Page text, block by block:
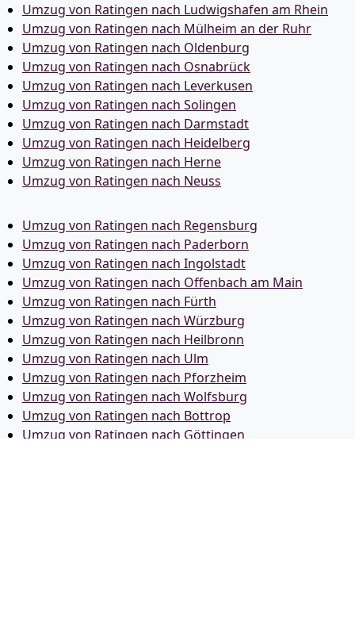
Umzug von Ratingen nach Ludwigshafen am Rhein
Umzug von Ratingen nach Mülheim an der Ruhr
Umzug von Ratingen nach Oldenburg
Umzug von Ratingen nach Osnabrück
Umzug von Ratingen nach Leverkusen
Umzug von Ratingen nach Solingen
Umzug von Ratingen nach Darmstadt
Umzug von Ratingen nach Heidelberg
Umzug von Ratingen nach Herne
Umzug von Ratingen nach Neuss
Umzug von Ratingen nach Regensburg
Umzug von Ratingen nach Paderborn
Umzug von Ratingen nach Ingolstadt
Umzug von Ratingen nach Offenbach am Main
Umzug von Ratingen nach Fürth
Umzug von Ratingen nach Würzburg
Umzug von Ratingen nach Heilbronn
Umzug von Ratingen nach Ulm
Umzug von Ratingen nach Pforzheim
Umzug von Ratingen nach Wolfsburg
Umzug von Ratingen nach Bottrop
Umzug von Ratingen nach Göttingen